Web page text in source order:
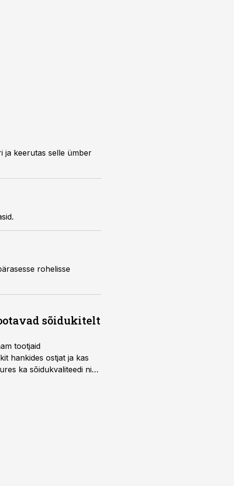
ja keerutas selle ümber
rohelisse
sõidukitelt
tootjaid
hankides ostjat ja kas
ka sõidukvaliteedi ning